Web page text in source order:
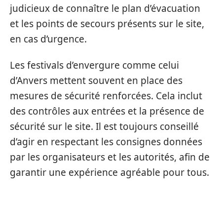
judicieux de connaître le plan d’évacuation
et les points de secours présents sur le site,
en cas d’urgence.
Les festivals d’envergure comme celui
d’Anvers mettent souvent en place des
mesures de sécurité renforcées. Cela inclut
des contrôles aux entrées et la présence de
sécurité sur le site. Il est toujours conseillé
d’agir en respectant les consignes données
par les organisateurs et les autorités, afin de
garantir une expérience agréable pour tous.